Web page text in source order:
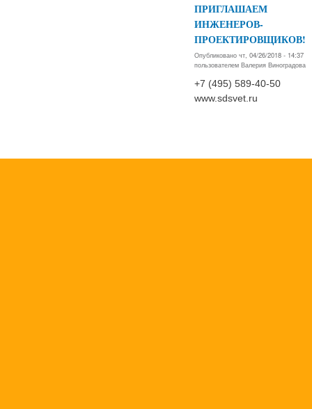
ПРИГЛАШАЕМ
ИНЖЕНЕРОВ-
ПРОЕКТИРОВЩИКОВ!
Опубликовано чт, 04/26/2018 - 14:37
пользователем Валерия Виноградова
+7 (495) 589-40-50
www.sdsvet.ru